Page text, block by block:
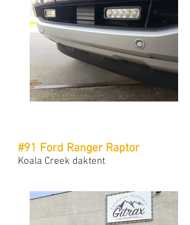
#91 Ford Ranger Raptor
Koala Creek daktent